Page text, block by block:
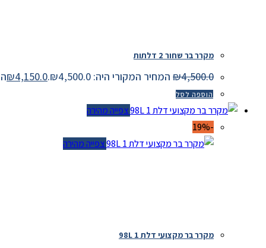
מקרר בר שחור 2 דלתות
₪4,500.0 המחיר המקורי היה: ₪4,500.0. ₪4,150.0
הוספה לסל
צפייה מהירה
צפייה מהירה
מקרר בר מקצועי דלת 1 98L